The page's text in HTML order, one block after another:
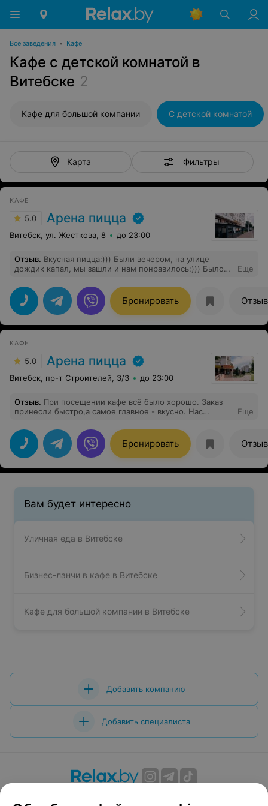
Все заведения • Кафе
Кафе с детской комнатой в
Витебске 2
Кафе для большой компании С детской комнатой
Карта Фильтры
КАФЕ
5.0 Арена пицца
Витебск, ул. Жесткова, 8 до 23:00
Отзыв. Вкусная пицца:))) Были вечером, на улице
дождик капал, мы зашли и нам понравилось:))) Было
Еще
Бронировать
КАФЕ
5.0 Арена пицца
Витебск, пр-т Строителей, 3/3 до 23:00
Отзыв. При посещении кафе всё было хорошо. Заказ
принесли быстро,а самое главное - вкусно. Нас
обязанности на высшем уровне. Зарядила
настроением своей улыбкой на весь оставшийся день.
Ещё вернусь в арену.
Еще
Бронировать
Вам будет интересно
Уличная еда в Витебске
Бизнес-ланчи в кафе в Витебске
Кафе для большой компании в Витебске
Добавить компанию
Добавить специалиста